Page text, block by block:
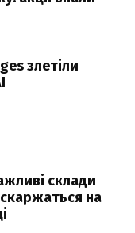
злетіли
склади
на